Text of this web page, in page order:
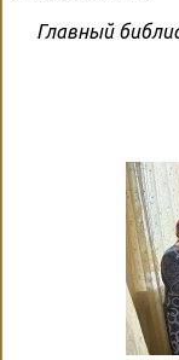
Главный